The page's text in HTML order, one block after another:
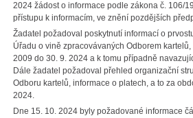
2024 žádost o informace podle zákona č. 106/
přístupu k informacím, ve znění pozdějších
Žadatel požadoval poskytnutí informací o
Úřadu o vině zpracovávaných Odborem
2009 do 30. 9. 2024 a k tomu případně
Dále žadatel požadoval přehled organizační
Odboru kartelů, informace o platech, a to za
2024.
Dne 15. 10. 2024 byly požadované informace